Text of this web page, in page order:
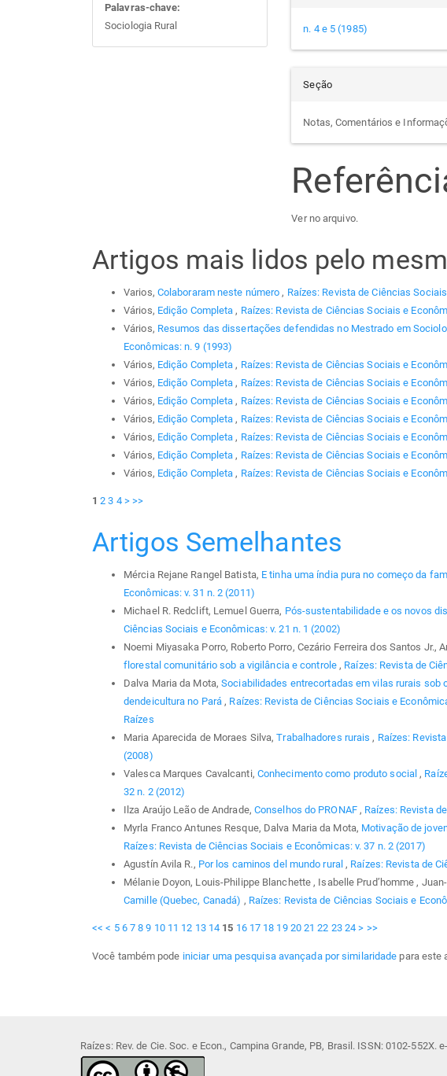
Palavras-chave:
Sociologia Rural
n. 4 e 5 (1985)
Seção
Notas, Comentários e
Ver no arquivo.
Artigos mais lidos pelo
Varios, Colaboraram neste número, Raízes: Revista de Ciências
Vários, Edição Completa, Raízes: Revista de Ciências Sociais e
Vários, Resumos das dissertações defendidas no Mestrado em
Econômicas: n. 9 (1993)
Vários, Edição Completa, Raízes: Revista de Ciências Sociais e
Vários, Edição Completa, Raízes: Revista de Ciências Sociais e
Vários, Edição Completa, Raízes: Revista de Ciências Sociais e
Vários, Edição Completa, Raízes: Revista de Ciências Sociais e
Vários, Edição Completa, Raízes: Revista de Ciências Sociais e
Vários, Edição Completa, Raízes: Revista de Ciências Sociais e
Vários, Edição Completa, Raízes: Revista de Ciências Sociais e
1 2 3 4 > >>
Artigos Semelhantes
Mércia Rejane Rangel Batista, E tinha uma índia pura no começo da
Econômicas: v. 31 n. 2 (2011)
Michael R. Redclift, Lemuel Guerra, Pós-sustentabilidade e os novos
Ciências Sociais e Econômicas: v. 21 n. 1 (2002)
Noemi Miyasaka Porro, Roberto Porro, Cezário Ferreira dos Santos Jr.,
florestal comunitário sob a vigilância e controle, Raízes: Revista de
Dalva Maria da Mota,Sociabilidades entrecortadas em vilas rurais sob
dendeicultura no Pará, Raízes: Revista de Ciências Sociais e
Raízes
Maria Aparecida de Moraes Silva,Trabalhadores rurais, Raízes:
(2008)
Valesca Marques Cavalcanti, Conhecimento como produto social,
32 n. 2 (2012)
Ilza Araújo Leão de Andrade, Conselhos do PRONAF , Raízes: Revista
Myrla Franco Antunes Resque, Dalva Maria da Mota, Motivação de
Raízes: Revista de Ciências Sociais e Econômicas: v. 37 n. 2 (2017)
Agustín Avila R., Por los caminos del mundo rural, Raízes: Revista de
Mélanie Doyon, Louis-Philippe Blanchette , Isabelle Prud’homme ,
Camille (Quebec, Canadá) , Raízes: Revista de Ciências Sociais e
<< < 5 6 7 8 9 10 11 12 13 14 15 16 17 18 19 20 21 22 23 24 > >>
Você também pode iniciar uma pesquisa avançada por similaridade para este
Raízes: Rev. de Cie. Soc. e Econ., Campina Grande, PB, Brasil. ISSN: 0102-552X.